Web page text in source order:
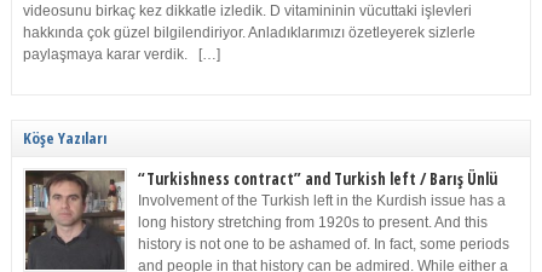
videosunu birkaç kez dikkatle izledik. D vitamininin vücuttaki işlevleri
hakkında çok güzel bilgilendiriyor. Anladıklarımızı özetleyerek sizlerle
paylaşmaya karar verdik. […]
Köşe Yazıları
“Turkishness contract” and Turkish left / Barış Ünlü
Involvement of the Turkish left in the Kurdish issue has a
long history stretching from 1920s to present. And this
history is not one to be ashamed of. In fact, some periods
and people in that history can be admired. While either a